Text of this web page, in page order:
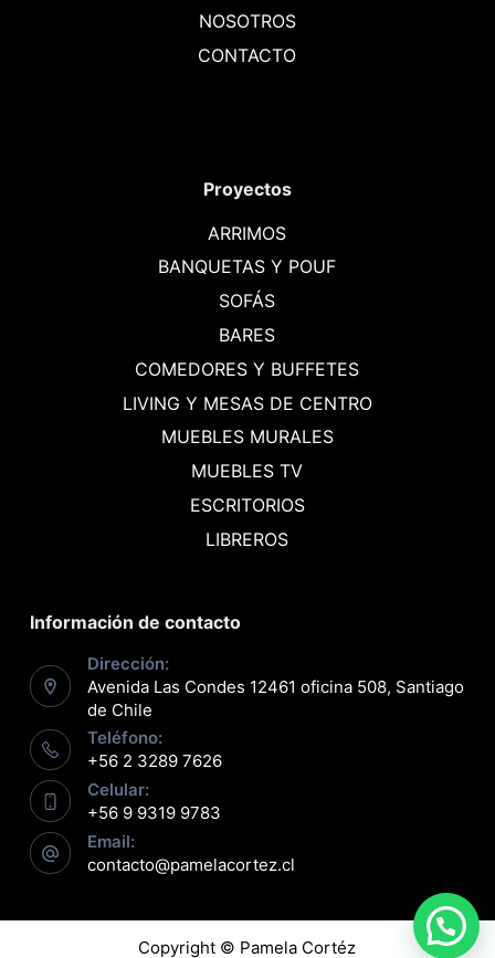
NOSOTROS
CONTACTO
Proyectos
ARRIMOS
BANQUETAS Y POUF
SOFÁS
BARES
COMEDORES Y BUFFETES
LIVING Y MESAS DE CENTRO
MUEBLES MURALES
MUEBLES TV
ESCRITORIOS
LIBREROS
Información de contacto
Dirección:
Avenida Las Condes 12461 oficina 508, Santiago
de Chile
Teléfono:
+56 2 3289 7626
Celular:
+56 9 9319 9783
Email:
contacto@pamelacortez.cl
Copyright © Pamela Cortéz